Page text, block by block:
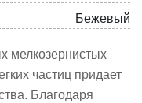
Бежевый
мелкозернистых
частиц придает
Благодаря